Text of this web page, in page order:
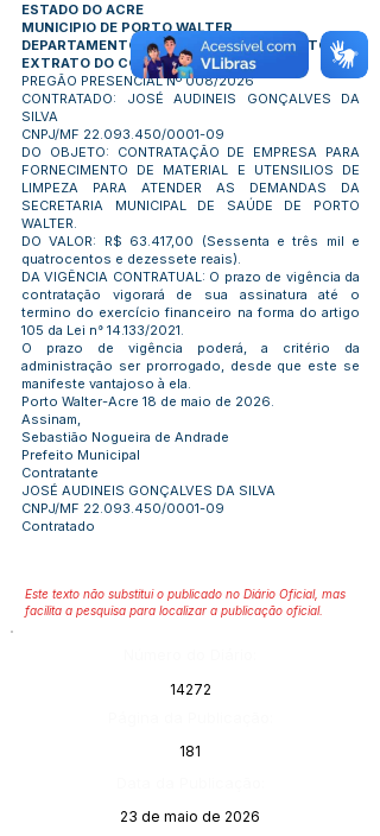
ESTADO DO ACRE
MUNICIPIO DE PORTO WALTER
DEPARTAMENTO DE GESTÃO DE CONTRATOS
EXTRATO DO CONTRATO Nº 237/2026
PREGÃO PRESENCIAL Nº 008/2026
CONTRATADO: JOSÉ AUDINEIS GONÇALVES DA
SILVA
CNPJ/MF 22.093.450/0001-09
DO OBJETO: CONTRATAÇÃO DE EMPRESA PARA
FORNECIMENTO DE MATERIAL E UTENSILIOS DE
LIMPEZA PARA ATENDER AS DEMANDAS DA
SECRETARIA MUNICIPAL DE SAÚDE DE PORTO
WALTER.
DO VALOR: R$ 63.417,00 (Sessenta e três mil e
quatrocentos e dezessete reais).
DA VIGÊNCIA CONTRATUAL: O prazo de vigência da
contratação vigorará de sua assinatura até o
termino do exercício financeiro na forma do artigo
105 da Lei n° 14.133/2021.
O prazo de vigência poderá, a critério da
administração ser prorrogado, desde que este se
manifeste vantajoso à ela.
Porto Walter-Acre 18 de maio de 2026.
Assinam,
Sebastião Nogueira de Andrade
Prefeito Municipal
Contratante
JOSÉ AUDINEIS GONÇALVES DA SILVA
CNPJ/MF 22.093.450/0001-09
Contratado
Este texto não substitui o publicado no Diário Oficial, mas
facilita a pesquisa para localizar a publicação oficial.
14272
181
23 de maio de 2026